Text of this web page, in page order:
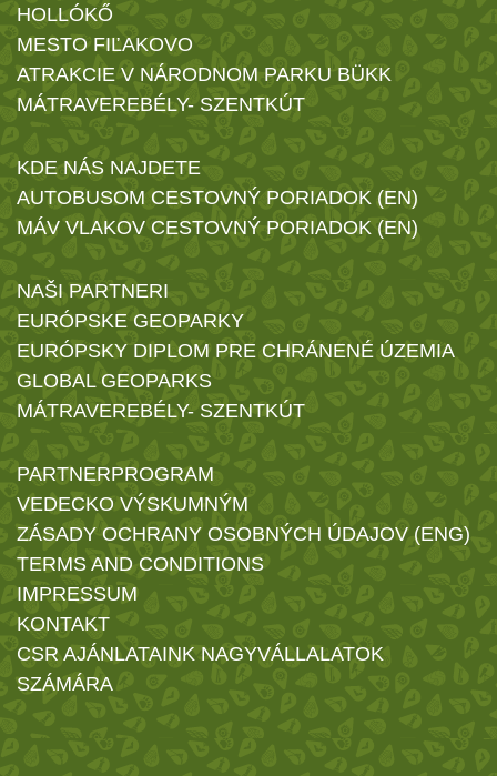
HOLLÓKŐ
MESTO FIĽAKOVO
ATRAKCIE V NÁRODNOM PARKU BÜKK
MÁTRAVEREBÉLY- SZENTKÚT
KDE NÁS NAJDETE
AUTOBUSOM CESTOVNÝ PORIADOK (EN)
MÁV VLAKOV CESTOVNÝ PORIADOK (EN)
NAŠI PARTNERI
EURÓPSKE GEOPARKY
EURÓPSKY DIPLOM PRE CHRÁNENÉ ÚZEMIA
GLOBAL GEOPARKS
MÁTRAVEREBÉLY- SZENTKÚT
PARTNERPROGRAM
VEDECKO VÝSKUMNÝM
ZÁSADY OCHRANY OSOBNÝCH ÚDAJOV (ENG)
TERMS AND CONDITIONS
IMPRESSUM
KONTAKT
CSR AJÁNLATAINK NAGYVÁLLALATOK
SZÁMÁRA